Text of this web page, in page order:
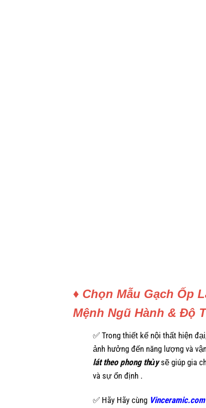
♦ Chọn Mẫu Gạch Ốp
Mệnh Ngũ Hành & Độ
✅ Trong thiết kế nội thất hiện
ảnh hưởng đến năng lượng và
lát theo phong thủysẽ giúp gia
và sự ổn định .
✅ Hãy Hãy cùng Vinceramic.com